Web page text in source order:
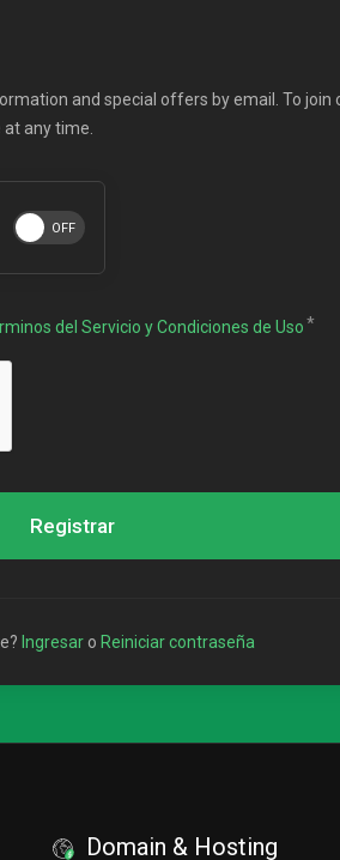
and special offers by email. To join
any time.
del Servicio y Condiciones de Uso
Registrar
Ingresar o Reiniciar contraseña
Domain & Hosting